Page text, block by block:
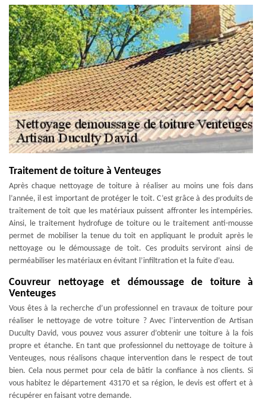
Traitement de toiture à Venteuges
Après chaque nettoyage de toiture à réaliser au moins une fois dans
l’année, il est important de protéger le toit. C’est grâce à des produits de
traitement de toit que les matériaux puissent affronter les intempéries.
Ainsi, le traitement hydrofuge de toiture ou le traitement anti-mousse
permet de mobiliser la tenue du toit en appliquant le produit après le
nettoyage ou le démoussage de toit. Ces produits serviront ainsi de
perméabiliser les matériaux en évitant l’infiltration et la fuite d’eau.
Couvreur nettoyage et démoussage de toiture à
Venteuges
Vous êtes à la recherche d’un professionnel en travaux de toiture pour
réaliser le nettoyage de votre toiture ? Avec l’intervention de Artisan
Duculty David, vous pouvez vous assurer d’obtenir une toiture à la fois
propre et étanche. En tant que professionnel du nettoyage de toiture à
Venteuges, nous réalisons chaque intervention dans le respect de tout
bien. Cela nous permet pour cela de bâtir la confiance à nos clients. Si
vous habitez le département 43170 et sa région, le devis est offert et à
récupérer en faisant votre demande.